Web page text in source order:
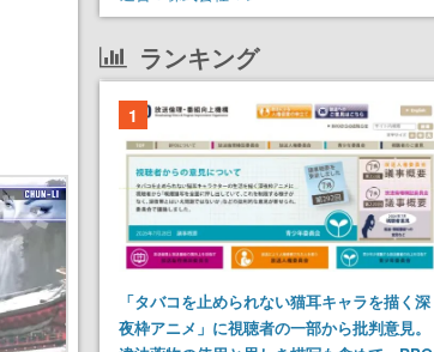
ランキング
1
「タバコを止められない猫耳キャラを描く深
夜枠アニメ」に視聴者の一部から批判意見。